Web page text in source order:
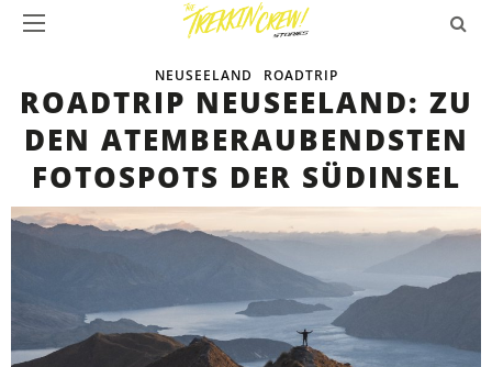
NEUSEELAND ROADTRIP
ROADTRIP NEUSEELAND: ZU
DEN ATEMBERAUBENDSTEN
FOTOSPOTS DER SÜDINSEL